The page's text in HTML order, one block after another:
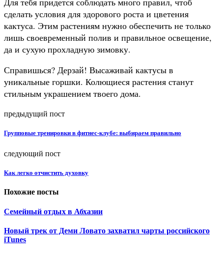
сделать условия для здорового роста и цветения
кактуса. Этим растениям нужно обеспечить не только
лишь своевременный полив и правильное освещение,
да и сухую прохладную зимовку.
Справишься? Дерзай! Высаживай кактусы в
уникальные горшки. Колющиеся растения станут
стильным украшением твоего дома.
предыдущий пост
Групповые тренировки в фитнес-клубе: выбираем правильно
следующий пост
Как легко отчистить духовку
Похожие посты
Семейный отдых в Абхазии
Новый трек от Деми Ловато захватил чарты российского
iTunes